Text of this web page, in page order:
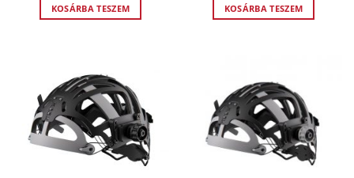
KOSÁRBA TESZEM
KOSÁRBA TESZEM